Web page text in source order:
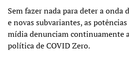
Sem fazer nada para deter a onda
e novas subvariantes, as
mídia denunciam continuamente
política de COVID Zero.